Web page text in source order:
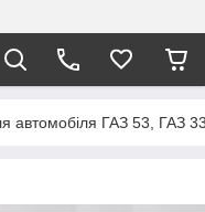
автомобіля ГАЗ 53, ГАЗ